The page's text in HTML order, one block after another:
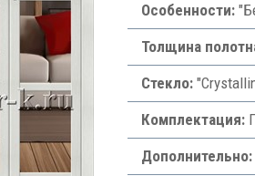
Особенности:
Толщина
Стекло:
Комплектация:
Дополнительно: